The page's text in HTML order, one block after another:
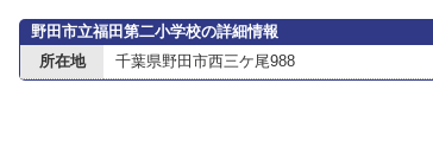
野田市立福田第二小学校の詳細情報
所在地
千葉県野田市西三ケ尾988